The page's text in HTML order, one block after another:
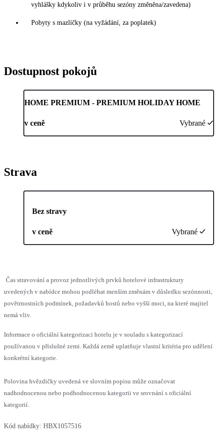
vyhlášky kdykoliv i v průběhu sezóny změněna/zavedena)
Pobyty s mazlíčky (na vyžádání, za poplatek)
Dostupnost pokojů
HOME PREMIUM - PREMIUM HOLIDAY HOME
v ceně Vybrané
Strava
Bez stravy
v ceně Vybrané
Čas stravování a provoz jednotlivých prvků hotelové infrastruktury
uvedených v nabídce mohou podléhat menším změnám v důsledku sezónnosti,
povětrnostních podmínek, požadavků hostů nebo vyšší moci, na které majitel
nemá vliv.
Informace o oficiální kategorizaci hotelu je v souladu s kategorizací
používanou v příslušné zemi. Každá země uplatňuje vlastní kritéria pro udělení
konkrétní kategorie.
Polovina hvězdičky uvedená ve slovním popisu může označovat
nadhodnocenou nebo podhodnocenou kategorii ve srovnání s oficiální
kategorií.
Kód nabídky: HBX1057516